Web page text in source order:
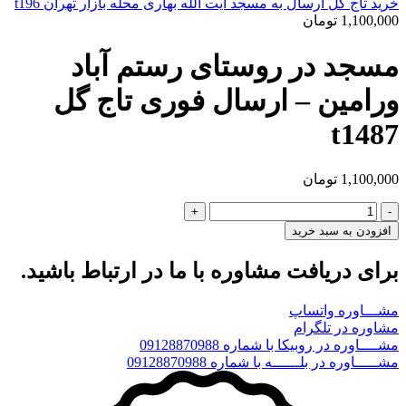
خرید تاج گل ارسال به مسجد آیت الله بهاری محله بازار تهران t196
1,100,000 تومان
مسجد در روستای رستم آباد
ورامین – ارسال فوری تاج گل
t1487
1,100,000 تومان
مسجد
در
روستای
رستم
آباد
-
ارسال
فوری
تاج
افزودن به سبد خرید
برای دریافت مشاوره با ما در ارتباط باشید.
مشـــاوره واتساپ
مشاوره در تلگرام
مشــــاوره در روبیکا با شماره 09128870988
مشـــــاوره در بلــــــه با شماره 09128870988